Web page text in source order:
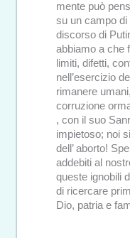
mente può
su un campo di
discorso di
abbiamo a che
limiti, difetti,
nell’esercizio
rimanere
corruzione
, con il suo
impietoso; noi
dell’ aborto!
addebiti al
queste ignobili
di ricercare
Dio, patria e